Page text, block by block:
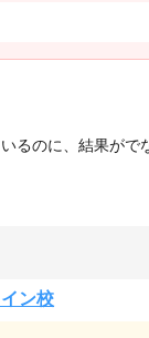
るのに、結果が
ン校